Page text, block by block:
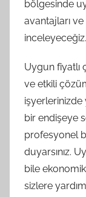
bölgesinde
avantajları
inceleyeceğiz.
Uygun fiyatlı
ve etkili
bir endişeye
profesyonel
duyarsınız.
bile
sizlere